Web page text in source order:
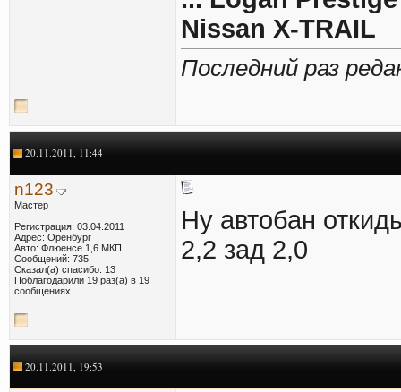
Nissan X-TRAIL
Последний раз
20.11.2011, 11:44
n123
Мастер
Регистрация: 03.04.2011
Адрес: Оренбург
Авто: Флюенсе 1,6 МКП
Сообщений: 735
Сказал(а) спасибо: 13
Поблагодарили 19 раз(а) в 19
сообщениях
Ну автобан
2,2 зад 2,0
20.11.2011, 19:53